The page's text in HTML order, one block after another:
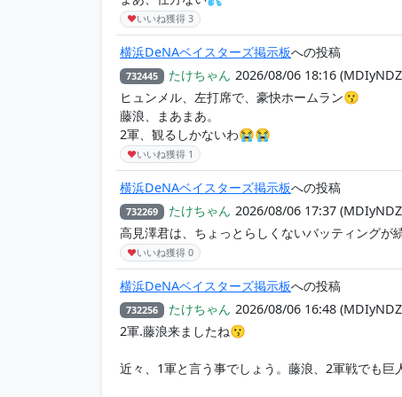
♥いいね獲得3
横浜DeNAベイスターズ掲示板への投稿
732445 たけちゃん 2026/08/06 18:16
ヒュンメル、左打席で、豪快ホームラン😗
藤浪、まあまあ。
2軍、観るしかないわ😭😭
♥いいね獲得 1
横浜DeNAベイスターズ掲示板への投稿
732269 たけちゃん 2026/08/06 17:37
高見澤君は、ちょっとらしくないバッティングが
♥いいね獲得0
横浜DeNAベイスターズ掲示板への投稿
732256 たけちゃん 2026/08/06 16:48
2軍.藤浪来ましたね😗
近々、1軍と言う事でしょう。藤浪、2軍戦でも